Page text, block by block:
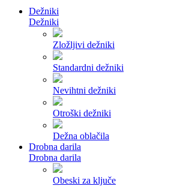
Dežniki
Dežniki
Zložljivi dežniki
Standardni dežniki
Nevihtni dežniki
Otroški dežniki
Dežna oblačila
Drobna darila
Drobna darila
Obeski za ključe